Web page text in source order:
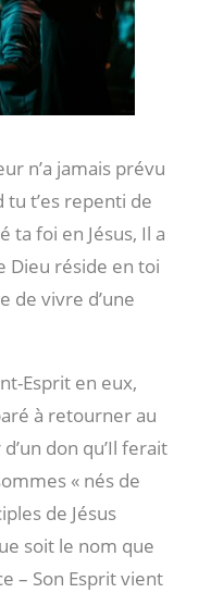
n’a jamais prévu
t’es repenti de
ta foi en Jésus, Il a
Dieu réside en toi
de vivre d’une
Esprit en eux,
à retourner au
don qu’Il ferait
« nés de
de Jésus
soit le nom que
– Son Esprit vient